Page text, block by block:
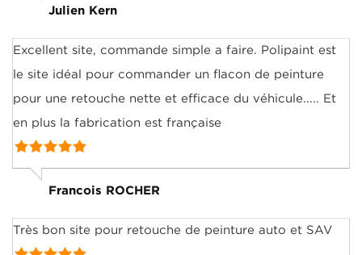
Julien Kern
Excellent site, commande simple a faire. Polipaint est
le site idéal pour commander un flacon de peinture
pour une retouche nette et efficace du véhicule..... Et
en plus la fabrication est française
Francois ROCHER
Très bon site pour retouche de peinture auto et SAV